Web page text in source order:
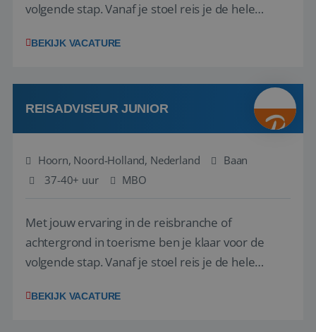
volgende stap. Vanaf je stoel reis je de hele
wensen van je team, je klant en wat er in de
klanten te overtuigen om die droomreis te
boeken! ...
BEKIJK VACATURE
REISADVISEUR JUNIOR
Hoorn, Noord-Holland, Nederland
Baan
37-40+ uur
MBO
Met jouw ervaring in de reisbranche of
achtergrond in toerisme ben je klaar voor de
volgende stap. Vanaf je stoel reis je de hele
wensen van je team, je klant en wat er in de
BEKIJK VACATURE